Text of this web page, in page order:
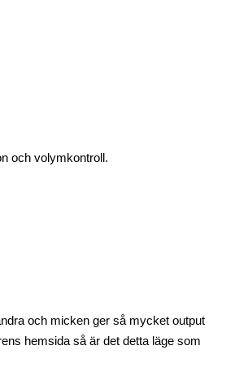
och volymkontroll.
och micken ger så mycket output
hemsida så är det detta läge som